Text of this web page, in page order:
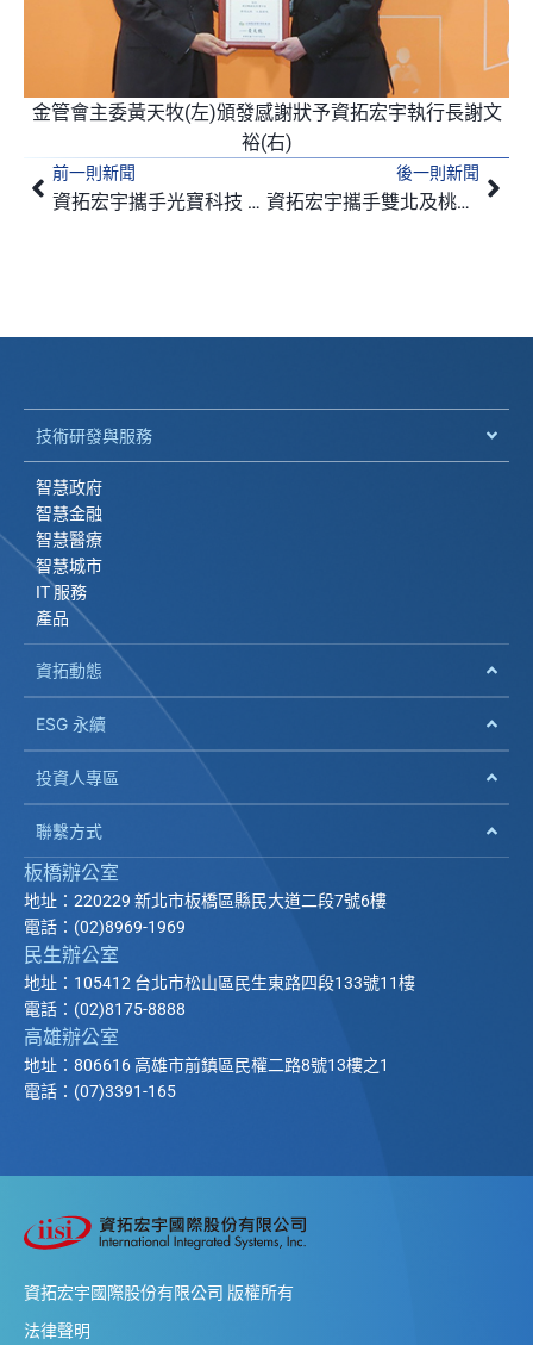
金管會主委黃天牧(左)頒發感謝狀予資拓宏宇執行長謝文
裕(右)
上一頁
前一則新聞
資拓宏宇攜手光寶科技 打造高CP值5G企業專網
後一則新聞
資拓宏宇攜手雙北及桃園市落實智慧交通理念 獲交通部肯定
下
技術研發與服務
智慧政府
智慧金融
智慧醫療
智慧城市
IT 服務
產品
資拓動態
ESG 永續
投資人專區
聯繫方式
板橋辦公室
地址：220229 新北市板橋區縣民大道二段7號6樓
電話：(02)8969-1969
民生辦公室
地址：105412 台北市松山區民生東路四段133號11樓
電話：(02)8175-8888
高雄辦公室
地址：806616 高雄市前鎮區民權二路8號13樓之1
電話：(07)3391-165
資拓宏宇國際股份有限公司 版權所有
法律聲明